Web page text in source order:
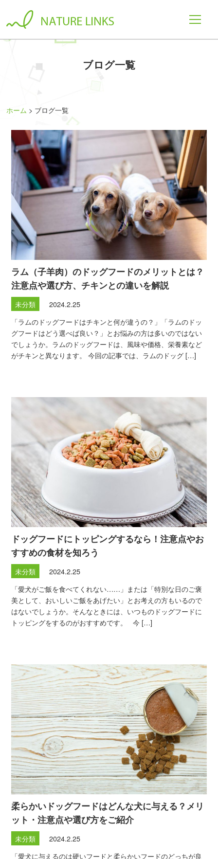
ブログ一覧
ホーム ブログ一覧
ラム（子羊肉）のドッグフードのメリットとは？
注意点や選び方、チキンとの違いを解説
未分類
2024.2.25
「ラムのドッグフードはチキンと何が違うの？」「ラムのドッ
グフードはどう選べば良い？」とお悩みの方は多いのではない
でしょうか。ラムのドッグフードは、風味や価格、栄養素など
がチキンと異なります。 今回の記事では、ラムのドッグ […]
ドッグフードにトッピングするなら！注意点やお
すすめの食材を知ろう
未分類
2024.2.25
「愛犬がご飯を食べてくれない……」または「特別な日のご褒
美として、おいしいご飯をあげたい」とお考えの方もいるので
はないでしょうか。そんなときには、いつものドッグフードに
トッピングをするのがおすすめです。 今 […]
柔らかいドッグフードはどんな犬に与える？メリ
ット・注意点や選び方をご紹介
未分類
2024.2.25
「愛犬に与えるのは硬いフードと柔らかいフードのどっちが良